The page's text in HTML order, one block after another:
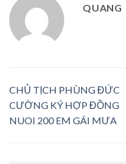
QUANG
CHỦ TỊCH PHÙNG ĐỨC
CƯỜNG KÝ HỢP ĐỒNG
NUOI 200 EM GÁI MƯA